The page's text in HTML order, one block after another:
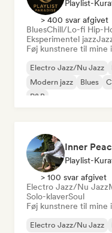
Playlist-
> 400 svar afgivet
BluesChill/Lo-fi Hip-
Eksperimentel jazz
Føj kunstnere til mine
Electro Jazz/Nu Jazz
Modern jazz
Blues
R&B
Inner
Playlist-
> 100 svar afgivet
Electro Jazz/Nu Jazz
Solo-klaverSoul
Føj kunstnere til mine
Electro Jazz/Nu Jazz